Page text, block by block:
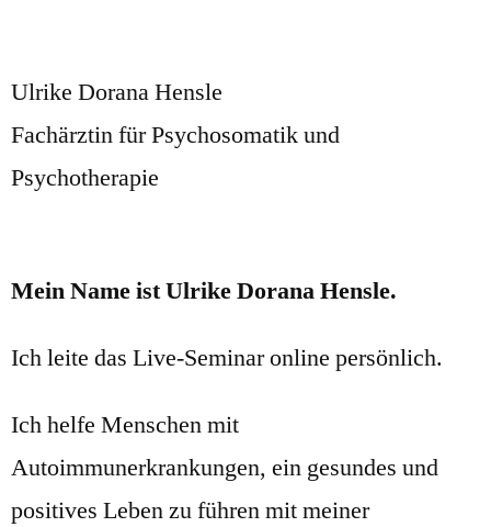
Ulrike Dorana Hensle
Fachärztin für Psychosomatik und
Psychotherapie
Mein Name ist Ulrike Dorana Hensle.
Ich leite das Live-Seminar online persönlich.
Ich helfe Menschen mit
Autoimmunerkrankungen, ein gesundes und
positives Leben zu führen mit meiner